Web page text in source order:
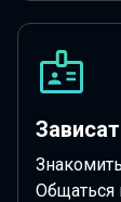
Общаться